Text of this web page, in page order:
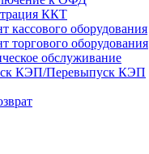
ККТ
кассового оборудования
торгового оборудования
обслуживание
КЭП/Перевыпуск КЭП